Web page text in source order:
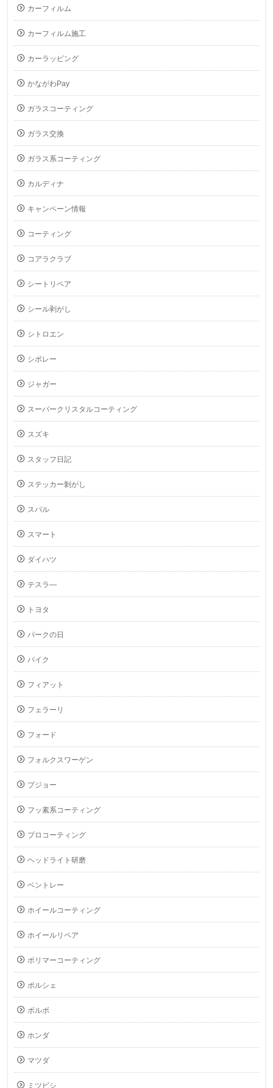
カーフィルム
カーフィルム施工
カーラッピング
かながわPay
ガラスコーティング
ガラス交換
ガラス系コーティング
カルディナ
キャンペーン情報
コーティング
コアラクラブ
シートリペア
シール剥がし
シトロエン
シボレー
ジャガー
スーパークリスタルコーティング
スズキ
スタッフ日記
ステッカー剝がし
スバル
スマート
ダイハツ
テスラ―
トヨタ
パークの日
バイク
フィアット
フェラーリ
フォード
フォルクスワーゲン
プジョー
フッ素系コーティング
プロコーティング
ヘッドライト研磨
ベントレー
ホイールコーティング
ホイールリペア
ポリマーコーティング
ポルシェ
ボルボ
ホンダ
マツダ
ミツビシ